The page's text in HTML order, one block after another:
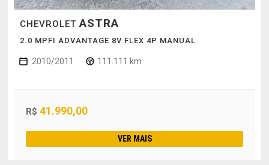
CHEVROLETASTRA
2.0 MPFI ADVANTAGE 8V FLEX 4P MANUAL
2010/2011 111.111 km
R$ 41.990,00
VER MAIS